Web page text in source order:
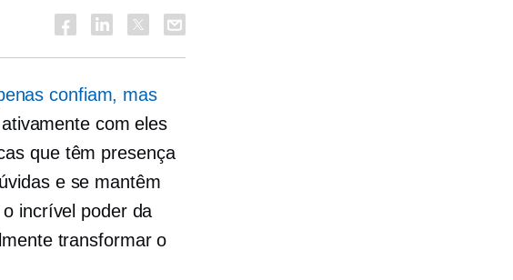
confiam, mas
com eles
que têm presença
e se mantêm
incrível poder da
transformar o